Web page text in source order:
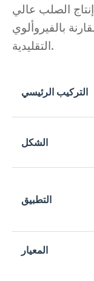
الصلب عالي
بالفيروألوي
التقليدية.
التركيب الرئيسي
الشكل
التطبيق
المعيار